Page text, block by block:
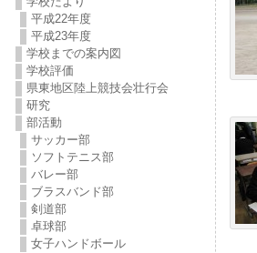
平成22年度
平成23年度
学校までの案内図
学校評価
県東地区陸上競技会壮行会
研究
部活動
サッカー部
ソフトテニス部
バレー部
ブラスバンド部
剣道部
卓球部
女子ハンドボール